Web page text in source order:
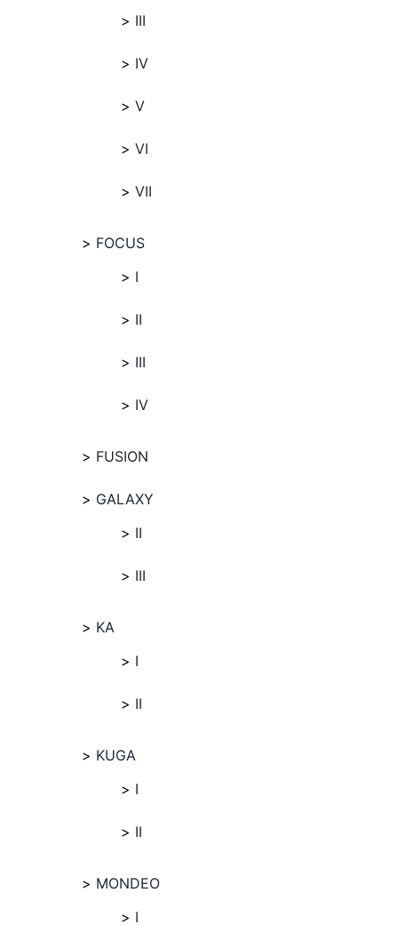
III
IV
V
VI
VII
FOCUS
I
II
III
IV
FUSION
GALAXY
II
III
KA
I
II
KUGA
I
II
MONDEO
I